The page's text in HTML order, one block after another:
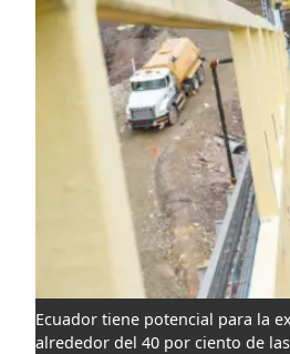
Ecuador tiene potencial para la
alrededor del 40 por ciento de